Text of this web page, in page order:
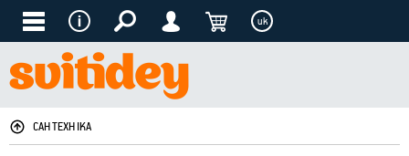
uk
САНТЕХНІКА